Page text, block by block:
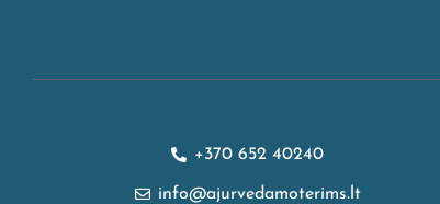
+370 652 40240
info@ajurvedamoterims.lt